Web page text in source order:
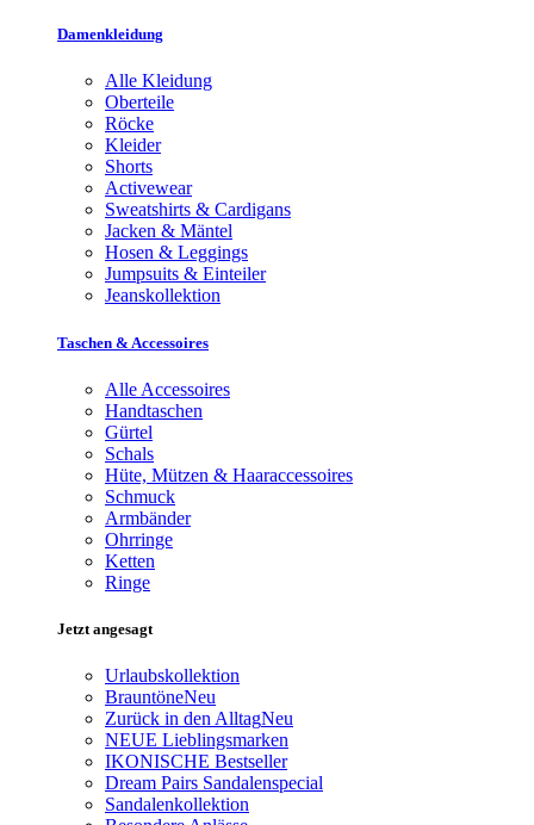
Damenkleidung
Alle Kleidung
Oberteile
Röcke
Kleider
Shorts
Activewear
Sweatshirts & Cardigans
Jacken & Mäntel
Hosen & Leggings
Jumpsuits & Einteiler
Jeanskollektion
Taschen & Accessoires
Alle Accessoires
Handtaschen
Gürtel
Schals
Hüte, Mützen & Haaraccessoires
Schmuck
Armbänder
Ohrringe
Ketten
Ringe
Jetzt angesagt
Urlaubskollektion
BrauntöneNeu
Zurück in den AlltagNeu
NEUE Lieblingsmarken
IKONISCHE Bestseller
Dream Pairs Sandalenspecial
Sandalenkollektion